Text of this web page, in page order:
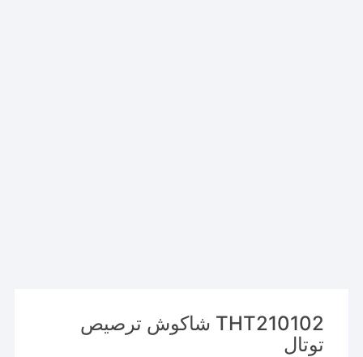
THT210102 شاكوش ترصيص
توتال